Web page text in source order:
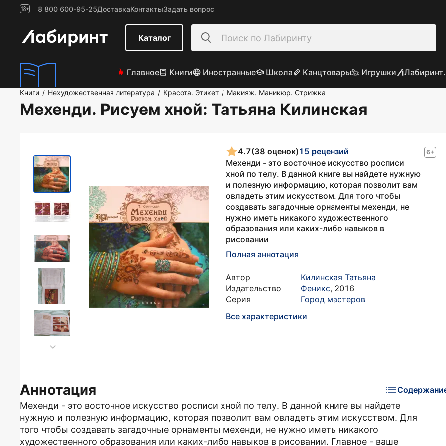
8 800 600-95-25ДоставкаКонтактыЗадать вопрос
Каталог
Главное Книги Иностранные Школа Канцтовары Игрушки
Книги / Нехудожественная литература / Красота. Этикет / Макияж. Маникюр. Стрижка
Мехенди. Рисуем хной: Татьяна Килинская
6+
4.7(38 оценок)15 рецензий
Мехенди - это восточное искусство росписи
хной по телу. В данной книге вы найдете нужную
и полезную информацию, которая позволит вам
овладеть этим искусством. Для того чтобы
создавать загадочные орнаменты мехенди, не
нужно иметь никакого художественного
образования или каких-либо навыков в
рисовании
Полная аннотация
Автор
Килинская Татьяна
Издательство
Феникс, 2016
Серия
Город мастеров
Все характеристики
Аннотация
Мехенди - это восточное искусство росписи хной по телу. В данной книге вы найдете
нужную и полезную информацию, которая позволит вам овладеть этим искусством. Для
того чтобы создавать загадочные орнаменты мехенди, не нужно иметь никакого
художественного образования или каких-либо навыков в рисовании. Главное - ваше